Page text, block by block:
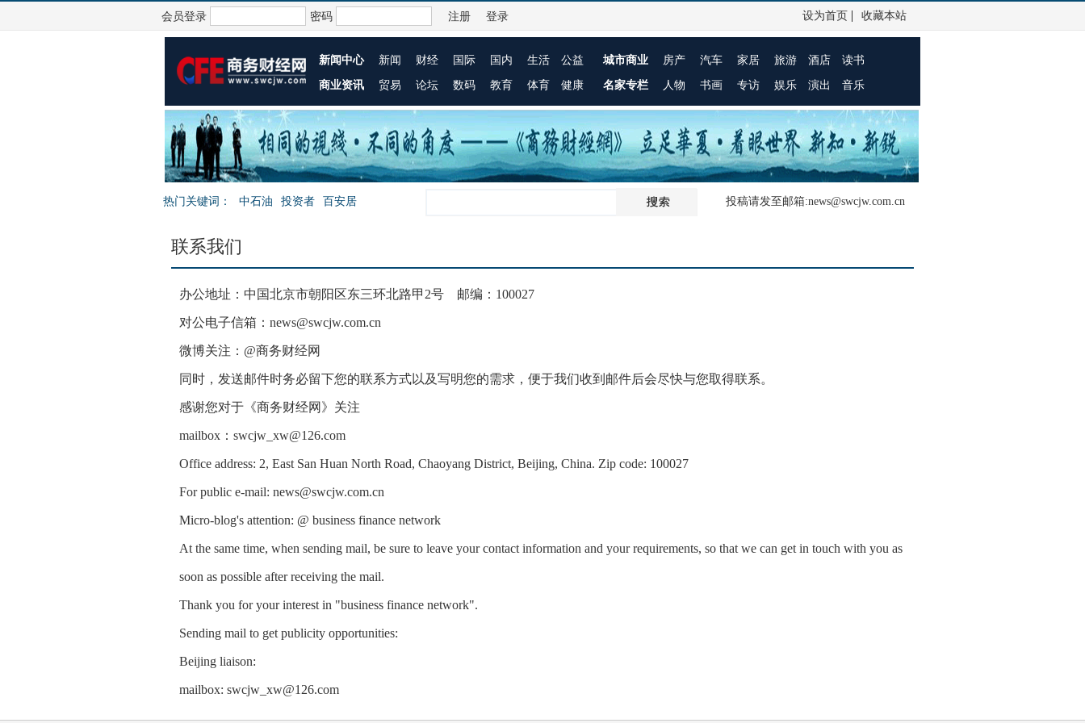
会员登录 密码 注册 登录 设为首页| 收藏本站
新闻中心 新闻 财经 国际 国内 生活 公益
商业资讯 贸易 论坛 数码 教育 体育 健康
城市商业 房产 汽车 家居 旅游 酒店 读书
名家专栏 人物 书画 专访 娱乐 演出 音乐
热门关键词： 中石油 投资者 百安居 投稿请发至邮箱:news@swcjw.com.cn
联系我们
办公地址：中国北京市朝阳区东三环北路甲2号 邮编：100027
对公电子信箱：news@swcjw.com.cn
微博关注：@商务财经网
同时，发送邮件时务必留下您的联系方式以及写明您的需求，便于我们收到邮件后会尽快与您取得联系。
感谢您对于《商务财经网》关注
mailbox：swcjw_xw@126.com
Office address: 2, East San Huan North Road, Chaoyang District, Beijing, China. Zip code: 100027
For public e-mail: news@swcjw.com.cn
Micro-blog's attention: @ business finance network
At the same time, when sending mail, be sure to leave your contact information and your requirements, so that we can get in touch with you as
soon as possible after receiving the mail.
Thank you for your interest in "business finance network".
Sending mail to get publicity opportunities:
Beijing liaison:
mailbox: swcjw_xw@126.com